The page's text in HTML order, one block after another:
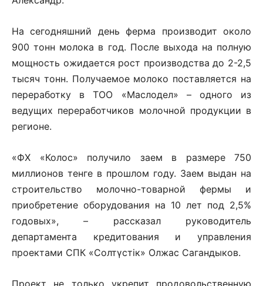
На сегодняшний день ферма производит около
900 тонн молока в год. После выхода на полную
мощность ожидается рост производства до 2-2,5
тысяч тонн. Получаемое молоко поставляется на
переработку в ТОО «Маслодел» – одного из
ведущих переработчиков молочной продукции в
регионе.
«ФХ «Колос» получило заем в размере 750
миллионов тенге в прошлом году. Заем выдан на
строительство молочно-товарной фермы и
приобретение оборудования на 10 лет под 2,5%
годовых», – рассказал руководитель
департамента кредитования и управления
проектами СПК «Солтүстік» Олжас Сагандыков.
Проект не только укрепит продовольственную